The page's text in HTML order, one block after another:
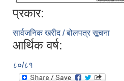
प्रकार:
सार्वजनिक खरीद / बोलपत्र सूचना
आर्थिक वर्ष:
८०/८१